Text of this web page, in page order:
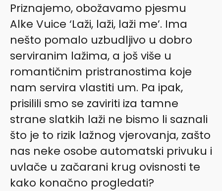
Priznajemo, obožavamo pjesmu
Alke Vuice ‘Laži, laži, laži me’. Ima
nešto pomalo uzbudljivo u dobro
serviranim lažima, a još više u
romantičnim pristranostima koje
nam servira vlastiti um. Pa ipak,
prisilili smo se zaviriti iza tamne
strane slatkih laži ne bismo li saznali
što je to rizik lažnog vjerovanja, zašto
nas neke osobe automatski privuku i
uvlače u začarani krug ovisnosti te
kako konačno progledati?